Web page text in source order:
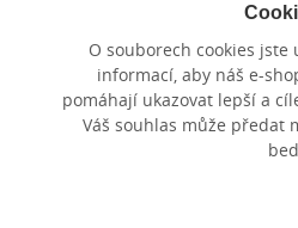
Opět skvělá kniha od autorky...
Pomohla vám tato recenze? Ano6
O souborech cookies
informací, aby náš e-
pomáhají ukazovat lepší a
Váš souhlas může předat